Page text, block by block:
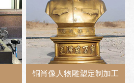
铜肖像人物雕塑定制加工